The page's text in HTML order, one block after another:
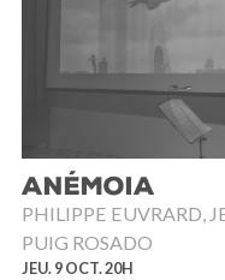
ANÉMOIA
PHILIPPE EUVRARD,
PUIG ROSADO
JEU. 9 OCT. 20H